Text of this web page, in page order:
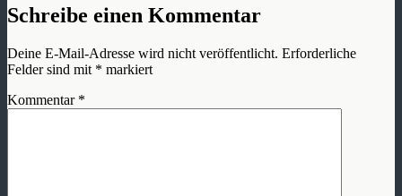
Schreibe einen Kommentar
Deine E-Mail-Adresse wird nicht veröffentlicht. Erforderliche
Felder sind mit * markiert
Kommentar *